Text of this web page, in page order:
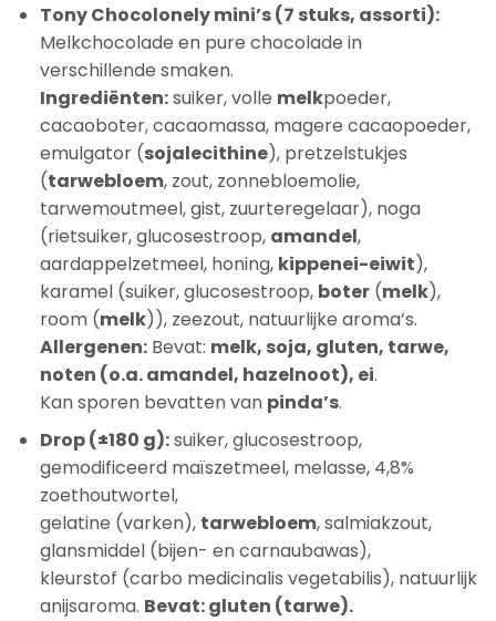
Tony Chocolonely mini’s (7 stuks, assorti):
Melkchocolade en pure chocolade in
verschillende smaken.
Ingrediënten:suiker, volle melkpoeder,
cacaoboter, cacaomassa, magere cacaopoeder,
emulgator (sojalecithine), pretzelstukjes
(tarwebloem, zout, zonnebloemolie,
tarwemoutmeel, gist, zuurteregelaar), noga
(rietsuiker, glucosestroop, amandel,
aardappelzetmeel, honing, kippenei-eiwit),
karamel (suiker, glucosestroop, boter(melk),
room (melk)), zeezout, natuurlijke aroma’s.
Allergenen:Bevat: melk, soja, gluten, tarwe,
noten (o.a. amandel, hazelnoot), ei.
Kan sporen bevatten van pinda’s.
Drop (±180 g):suiker, glucosestroop,
gemodificeerd maïszetmeel, melasse, 4,8%
zoethoutwortel,
gelatine (varken), tarwebloem, salmiakzout,
glansmiddel (bijen- en carnaubawas),
kleurstof (carbo medicinalis vegetabilis), natuurlijk
anijsaroma. Bevat: gluten (tarwe).